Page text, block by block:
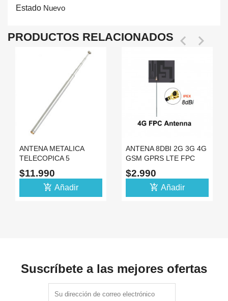
Estado Nuevo
PRODUCTOS RELACIONADOS  
ANTENA METALICA
TELECOPICA 5
SECCIONES 8-30 CM
PARA TV RADIO
$11.990
add_shopping_cart Añadir
ANTENA 8DBI 2G 3G 4G
GSM GPRS LTE FPC
IPEX 68X58 700-
2700MHZ
$2.990
add_shopping_cart Añadir
Suscríbete a las mejores ofertas